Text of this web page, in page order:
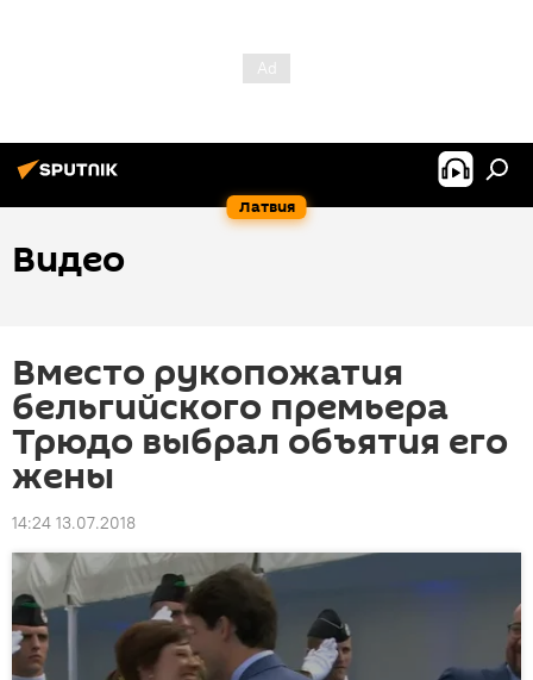
Латвия
Видео
Вместо рукопожатия
бельгийского премьера
Трюдо выбрал объятия его
жены
14:24 13.07.2018